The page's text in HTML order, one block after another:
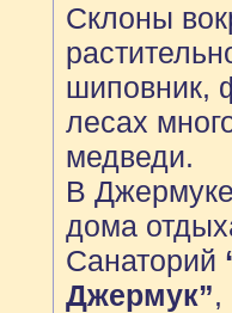
Склоны
шиповник,
лесах
медведи.
В
дома
Санаторий
Джермук”,